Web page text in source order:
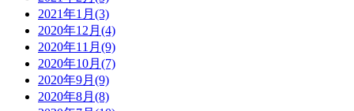
2021年1月(3)
2020年12月(4)
2020年11月(9)
2020年10月(7)
2020年9月(9)
2020年8月(8)